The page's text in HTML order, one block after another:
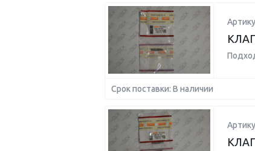
Срок поставки: В наличии